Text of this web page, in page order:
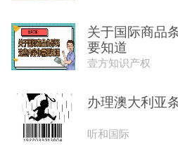
关于国际商品
要知道
壹方知识产权
办理澳大利亚
听和国际